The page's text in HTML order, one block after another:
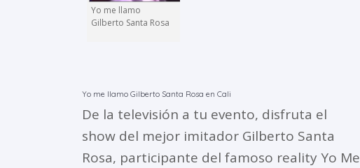
Yo me llamo
Gilberto Santa Rosa
Yo me llamo Gilberto Santa Rosa en Cali
De la televisión a tu evento, disfruta el
show del mejor imitador Gilberto Santa
Rosa, participante del famoso reality Yo Me